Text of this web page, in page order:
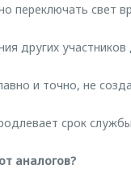
переключать свет
других
и точно, не
срок
аналогов?